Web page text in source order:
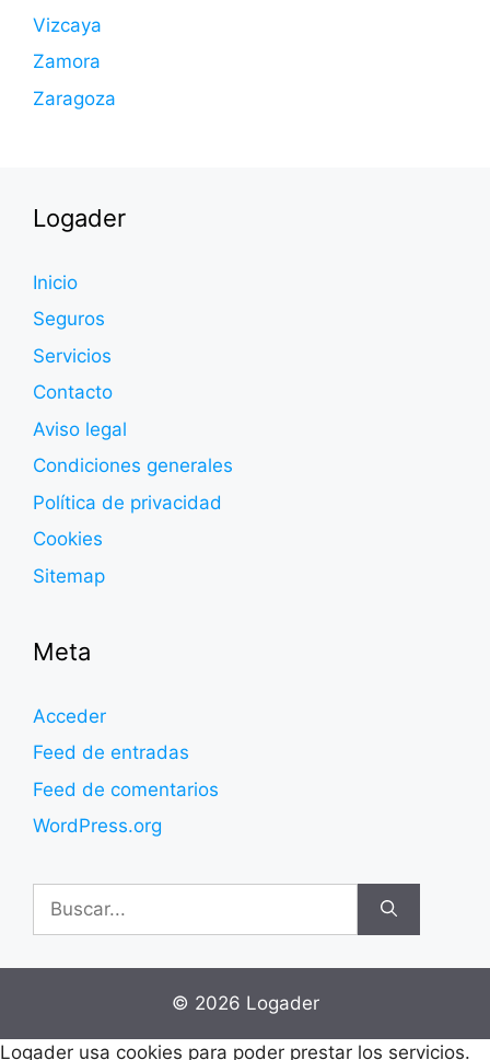
Vizcaya
Zamora
Zaragoza
Logader
Inicio
Seguros
Servicios
Contacto
Aviso legal
Condiciones generales
Política de privacidad
Cookies
Sitemap
Meta
Acceder
Feed de entradas
Feed de comentarios
WordPress.org
Buscar:
© 2026 Logader
Logader usa cookies para poder prestar los servicios.